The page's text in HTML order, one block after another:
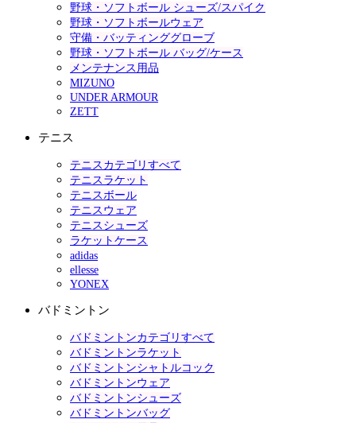
野球・ソフトボール シューズ/スパイク
野球・ソフトボールウェア
守備・バッティンググローブ
野球・ソフトボール バッグ/ケース
メンテナンス用品
MIZUNO
UNDER ARMOUR
ZETT
テニス
テニスカテゴリすべて
テニスラケット
テニスボール
テニスウェア
テニスシューズ
ラケットケース
adidas
ellesse
YONEX
バドミントン
バドミントンカテゴリすべて
バドミントンラケット
バドミントンシャトルコック
バドミントンウェア
バドミントンシューズ
バドミントンバッグ